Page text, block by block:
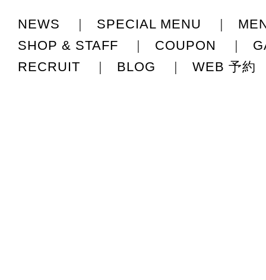
NEWS | SPECIAL MENU |
SHOP & STAFF
| COUPON |
RECRUIT
| BLOG | WEB 予約